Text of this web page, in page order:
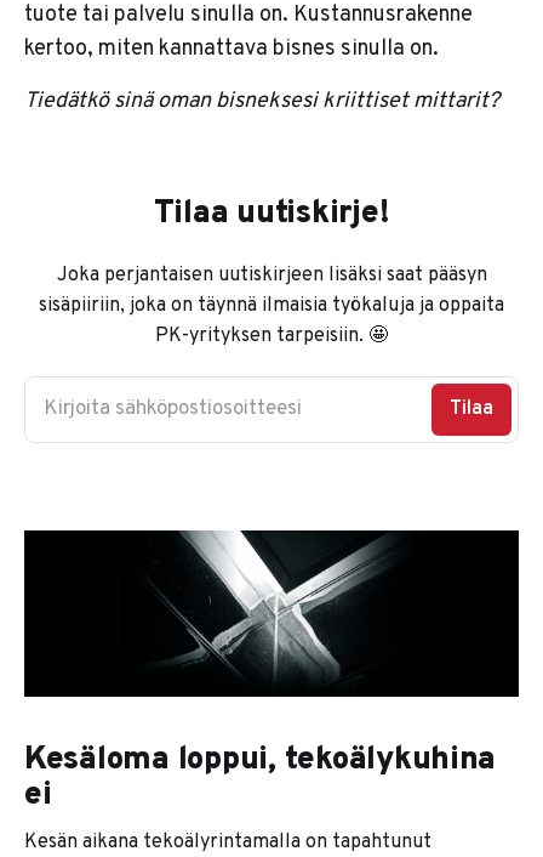
tuote tai palvelu sinulla on. Kustannusrakenne
kertoo, miten kannattava bisnes sinulla on.
Tiedätkö sinä oman bisneksesi kriittiset mittarit?
Tilaa uutiskirje!
Joka perjantaisen uutiskirjeen lisäksi saat pääsyn
sisäpiiriin, joka on täynnä ilmaisia työkaluja ja oppaita
PK-yrityksen tarpeisiin. 🤩
Kirjoita sähköpostiosoitteesi Tilaa
Kesäloma loppui, tekoälykuhina
ei
Kesän aikana tekoälyrintamalla on tapahtunut